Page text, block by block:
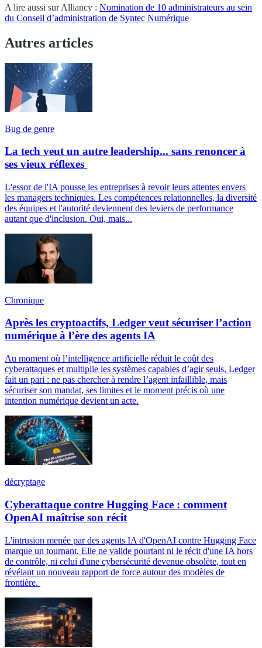
A lire aussi sur Alliancy : Nomination de 10 administrateurs au sein
du Conseil d’administration de Syntec Numérique
Autres articles
Bug de genre
La tech veut un autre leadership... sans renoncer à
ses vieux réflexes
L'essor de l'IA pousse les entreprises à revoir leurs attentes envers
les managers techniques. Les compétences relationnelles, la diversité
des équipes et l'autorité deviennent des leviers de performance
autant que d'inclusion. Oui, mais...
Chronique
Après les cryptoactifs, Ledger veut sécuriser l’action
numérique à l’ère des agents IA
Au moment où l’intelligence artificielle réduit le coût des
cyberattaques et multiplie les systèmes capables d’agir seuls, Ledger
fait un pari : ne pas chercher à rendre l’agent infaillible, mais
sécuriser son mandat, ses limites et le moment précis où une
intention numérique devient un acte.
décryptage
Cyberattaque contre Hugging Face : comment
OpenAI maîtrise son récit
L'intrusion menée par des agents IA d'OpenAI contre Hugging Face
marque un tournant. Elle ne valide pourtant ni le récit d'une IA hors
de contrôle, ni celui d'une cybersécurité devenue obsolète, tout en
révélant un nouveau rapport de force autour des modèles de
frontière.